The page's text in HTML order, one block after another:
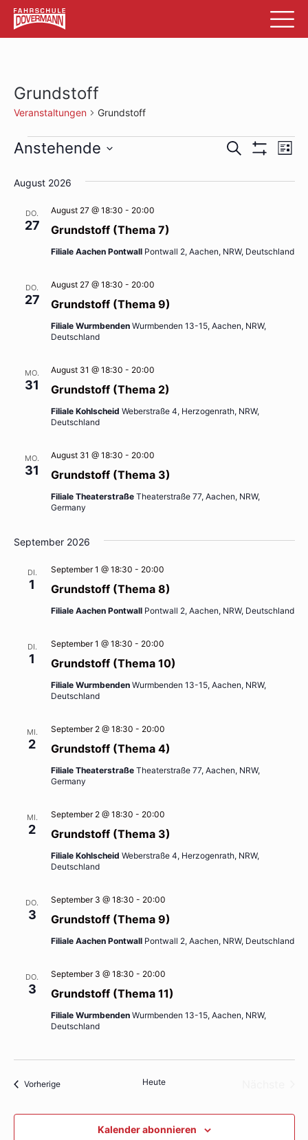
Grundstoff
Veranstaltungen Grundstoff
Veranstaltungen Suche Liste
Anstehende
wählen.
August 2026
DO.
27 Grundstoff (Thema 7)
August 27 @ 18:30 - 20:00
Filiale Aachen Pontwall Pontwall 2, Aachen, NRW, Deutschland
DO.
27 Grundstoff (Thema 9)
August 27 @ 18:30 - 20:00
Filiale Wurmbenden Wurmbenden 13-15, Aachen, NRW,
Deutschland
MO.
31 Grundstoff (Thema 2)
August 31 @ 18:30 - 20:00
Filiale Kohlscheid Weberstraße 4, Herzogenrath, NRW,
Deutschland
MO.
31 Grundstoff (Thema 3)
August 31 @ 18:30 - 20:00
Filiale Theaterstraße Theaterstraße 77, Aachen, NRW,
Germany
September 2026
DI.
1 Grundstoff (Thema 8)
September 1 @ 18:30 - 20:00
Filiale Aachen Pontwall Pontwall 2, Aachen, NRW, Deutschland
DI.
1 Grundstoff (Thema 10)
September 1 @ 18:30 - 20:00
Filiale Wurmbenden Wurmbenden 13-15, Aachen, NRW,
Deutschland
MI.
2 Grundstoff (Thema 4)
September 2 @ 18:30 - 20:00
Filiale Theaterstraße Theaterstraße 77, Aachen, NRW,
Germany
MI.
2 Grundstoff (Thema 3)
September 2 @ 18:30 - 20:00
Filiale Kohlscheid Weberstraße 4, Herzogenrath, NRW,
Deutschland
DO.
3 Grundstoff (Thema 9)
September 3 @ 18:30 - 20:00
Filiale Aachen Pontwall Pontwall 2, Aachen, NRW, Deutschland
DO.
3 Grundstoff (Thema 11)
September 3 @ 18:30 - 20:00
Filiale Wurmbenden Wurmbenden 13-15, Aachen, NRW,
Deutschland
VorherigeVeranstaltungen Heute
Kalender abonnieren